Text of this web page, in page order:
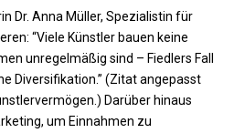
Dr. Anna Müller, Spezialistin für
“Viele Künstler bauen keine
unregelmäßig sind – Fiedlers Fall
Diversifikation.” (Zitat angepasst
Darüber hinaus
um Einnahmen zu